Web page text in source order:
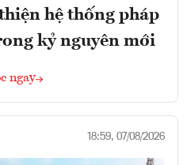
hệ thống pháp
kỷ nguyên mới
ngay
18:59, 07/08/2026